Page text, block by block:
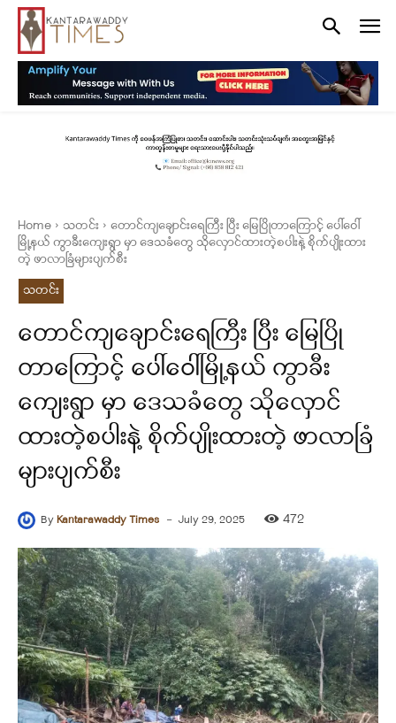
Home သတင်း
တောင်ကျချောင်းရေကြီး ပြီး မြေပြိုတာကြောင့် ပေါ်ဝေါ်
မြို့နယ် ကွာခီးကျေးရွာ မှာ ဒေသခံတွေ သိုလှောင်ထားတဲ့စပါးနဲ့ စိုက်ပျိုးထား
တဲ့ ဖာလာခြံများပျက်စီး
သတင်း
တောင်ကျချောင်းရေကြီး ပြီး မြေပြို
တာကြောင့် ပေါ်ဝေါ်မြို့နယ် ကွာခီး
ကျေးရွာ မှာ ဒေသခံတွေ သိုလှောင်
ထားတဲ့စပါးနဲ့ စိုက်ပျိုးထားတဲ့ ဖာလာခြံ
များပျက်စီး
ByKantarawaddy Times - July 29, 2025 472